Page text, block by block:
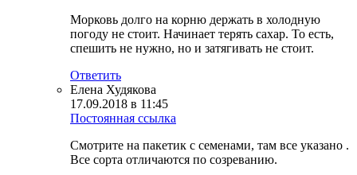
Морковь долго на корню держать в холодную
погоду не стоит. Начинает терять сахар. То есть,
спешить не нужно, но и затягивать не стоит.
Ответить
Елена Худякова
17.09.2018 в 11:45
Постоянная ссылка
Смотрите на пакетик с семенами, там все указано .
Все сорта отличаются по созреванию.